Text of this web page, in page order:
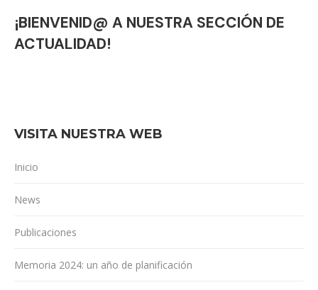
¡BIENVENID@ A NUESTRA SECCIÓN DE
ACTUALIDAD!
VISITA NUESTRA WEB
Inicio
News
Publicaciones
Memoria 2024: un año de planificación